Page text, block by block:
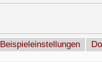
Beispieleinstellungen